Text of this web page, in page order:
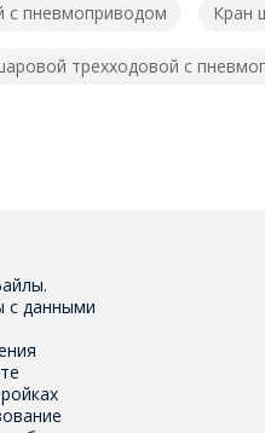
с пневмоприводом Кран
трехходовой с
с данными